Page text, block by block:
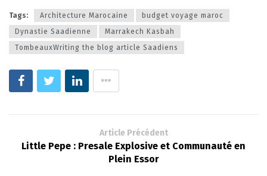
Tags: Architecture Marocaine
budget voyage maroc
Dynastie Saadienne
Marrakech Kasbah
TombeauxWriting the blog article Saadiens
Article Précédent
Little Pepe : Presale Explosive et Communauté en
Plein Essor